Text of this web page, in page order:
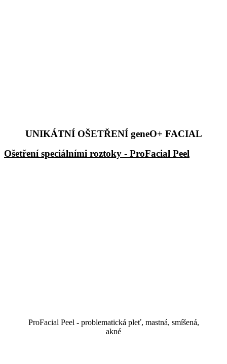
UNIKÁTNÍ OŠETŘENÍ geneO+ FACIAL
Ošetření speciálními roztoky - ProFacial Peel
ProFacial Peel - problematická pleť, mastná, smíšená,
akné